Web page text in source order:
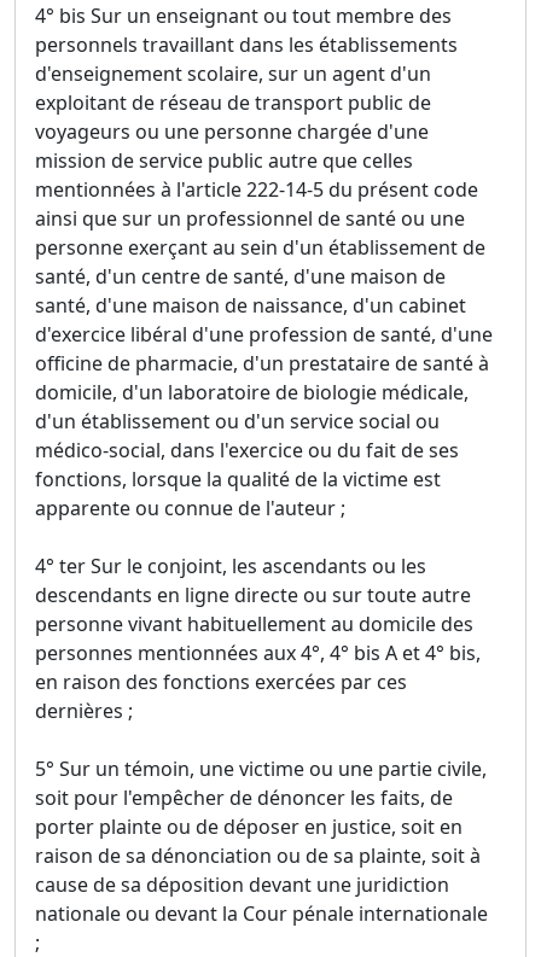
4° bis Sur un enseignant ou tout membre des
personnels travaillant dans les établissements
d'enseignement scolaire, sur un agent d'un
exploitant de réseau de transport public de
voyageurs ou une personne chargée d'une
mission de service public autre que celles
mentionnées à l'article 222-14-5 du présent code
ainsi que sur un professionnel de santé ou une
personne exerçant au sein d'un établissement de
santé, d'un centre de santé, d'une maison de
santé, d'une maison de naissance, d'un cabinet
d'exercice libéral d'une profession de santé, d'une
officine de pharmacie, d'un prestataire de santé à
domicile, d'un laboratoire de biologie médicale,
d'un établissement ou d'un service social ou
médico-social, dans l'exercice ou du fait de ses
fonctions, lorsque la qualité de la victime est
apparente ou connue de l'auteur ;
4° ter Sur le conjoint, les ascendants ou les
descendants en ligne directe ou sur toute autre
personne vivant habituellement au domicile des
personnes mentionnées aux 4°, 4° bis A et 4° bis,
en raison des fonctions exercées par ces
dernières ;
5° Sur un témoin, une victime ou une partie civile,
soit pour l'empêcher de dénoncer les faits, de
porter plainte ou de déposer en justice, soit en
raison de sa dénonciation ou de sa plainte, soit à
cause de sa déposition devant une juridiction
nationale ou devant la Cour pénale internationale
;